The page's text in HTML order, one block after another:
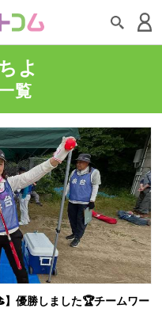
よ
覧
】優勝しました🏆チームワー